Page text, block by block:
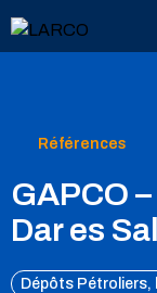
Références
GAPCO
Dar es
Dépôts Pétroliers,